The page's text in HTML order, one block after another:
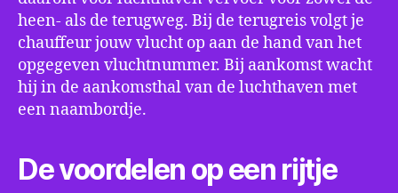
heen- als de terugweg. Bij de terugreis volgt je
chauffeur jouw vlucht op aan de hand van het
opgegeven vluchtnummer. Bij aankomst wacht
hij in de aankomsthal van de luchthaven met
een naambordje.
De voordelen op een rijtje